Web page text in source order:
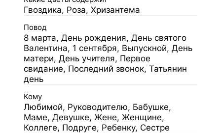
Гвоздика, Роза, Хризантема
Повод
8 марта, День рождения, День святого
Валентина, 1 сентября, Выпускной, День
матери, День учителя, Первое
свидание, Последний звонок, Татьянин
день
Кому
Любимой, Руководителю, Бабушке,
Маме, Девушке, Жене, Женщине,
Коллеге, Подруге, Ребенку, Сестре